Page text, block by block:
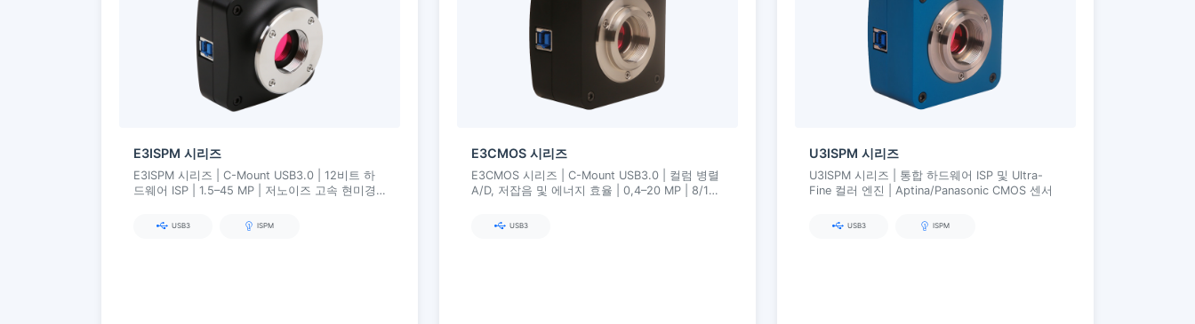
E3ISPM 시리즈
E3ISPM 시리즈 | C-Mount USB3.0 | 12비트 하
드웨어 ISP | 1.5–45 MP | 저노이즈 고속 현미경
USB3 ISPM
E3CMOS 시리즈
E3CMOS 시리즈 | C-Mount USB3.0 | 컬럼 병렬
A/D, 저잡음 및 에너지 효율 | 0,4–20 MP | 8/12
USB3
U3ISPM 시리즈
U3ISPM 시리즈 | 통합 하드웨어 ISP 및 Ultra-
Fine 컬러 엔진 | Aptina/Panasonic CMOS 센서
USB3 ISPM